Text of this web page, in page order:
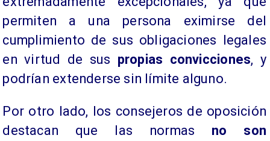
permiten a una persona eximirse del
cumplimiento de sus obligaciones legales
en virtud de sus propias convicciones, y
podrían extenderse sin límite alguno.
Por otro lado, los consejeros de oposición
destacan que las normas no son